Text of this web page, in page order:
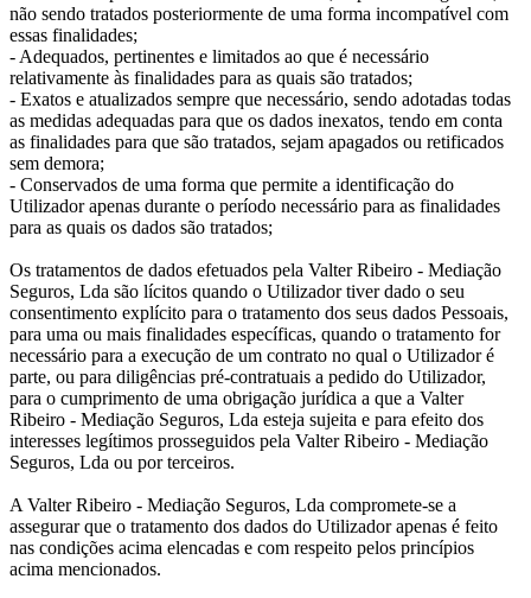
não sendo tratados posteriormente de uma forma incompatível com
essas finalidades;
- Adequados, pertinentes e limitados ao que é necessário
relativamente às finalidades para as quais são tratados;
- Exatos e atualizados sempre que necessário, sendo adotadas todas
as medidas adequadas para que os dados inexatos, tendo em conta
as finalidades para que são tratados, sejam apagados ou retificados
sem demora;
- Conservados de uma forma que permite a identificação do
Utilizador apenas durante o período necessário para as finalidades
para as quais os dados são tratados;
Os tratamentos de dados efetuados pela Valter Ribeiro - Mediação
Seguros, Lda são lícitos quando o Utilizador tiver dado o seu
consentimento explícito para o tratamento dos seus dados Pessoais,
para uma ou mais finalidades específicas, quando o tratamento for
necessário para a execução de um contrato no qual o Utilizador é
parte, ou para diligências pré-contratuais a pedido do Utilizador,
para o cumprimento de uma obrigação jurídica a que a Valter
Ribeiro - Mediação Seguros, Lda esteja sujeita e para efeito dos
interesses legítimos prosseguidos pela Valter Ribeiro - Mediação
Seguros, Lda ou por terceiros.
A Valter Ribeiro - Mediação Seguros, Lda compromete-se a
assegurar que o tratamento dos dados do Utilizador apenas é feito
nas condições acima elencadas e com respeito pelos princípios
acima mencionados.